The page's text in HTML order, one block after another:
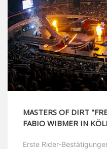
MASTERS OF DIRT
FABIO WIBMER IN
Erste Rider-